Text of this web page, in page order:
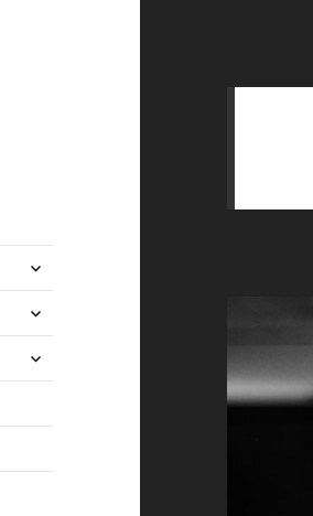
ouvrir
le
sous-
menu
ouvrir
le
sous-
menu
ouvrir
le
menu